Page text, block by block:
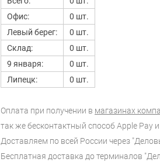
Офис:
0 шт.
Левый берег:
0 шт.
Склад:
0 шт.
9 января:
0 шт.
Липецк:
0 шт.
Оплата при получении в магазинах
так же бесконтактный способ Apple Pay
Доставляем по всей России через
Бесплатная доставка до терминалов